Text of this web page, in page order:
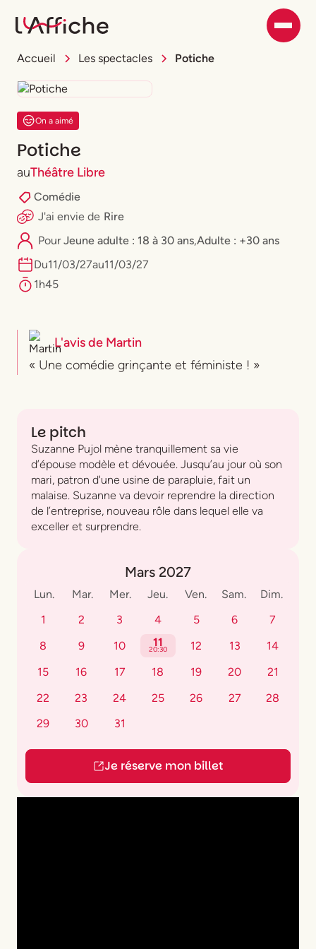
Accueil Les spectacles Potiche
On a aimé
Potiche
auThéâtre Libre
Comédie
J'ai envie de Rire
Pour⁠Jeune adulte : 18 à 30 ans,Adulte : +30 ans
Du11/03/27au11/03/27
1h45
L'avis de Martin
« Une comédie grinçante et féministe ! »
Le pitch
Suzanne Pujol mène tranquillement sa vie
d’épouse modèle et dévouée. Jusqu’au jour où son
mari, patron d'une usine de parapluie, fait un
malaise. Suzanne va devoir reprendre la direction
de l’entreprise, nouveau rôle dans lequel elle va
exceller et surprendre.
Mars 2027
Lun. Mar. Mer. Jeu. Ven. Sam.
Dim.
1
2 3 4 5 6
7
8
9 10 11
20:30 12 13
14
15
16 17 18 19 20
21
22
23 24 25 26 27
28
29
30 31
Je réserve mon billet